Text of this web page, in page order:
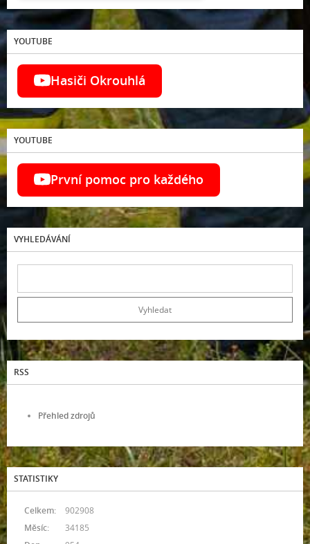
YOUTUBE
Hasiči Okrouhlá
YOUTUBE
První pomoc pro každého
VYHLEDÁVÁNÍ
RSS
Přehled zdrojů
STATISTIKY
Celkem:
902908
Měsíc:
34185